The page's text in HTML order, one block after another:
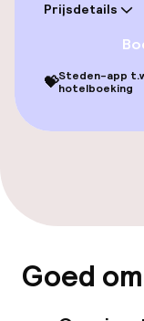
Eet- en
Bar
Ontbijt
Prijsdetails
💝Steden-app
hotelboeking
Goed